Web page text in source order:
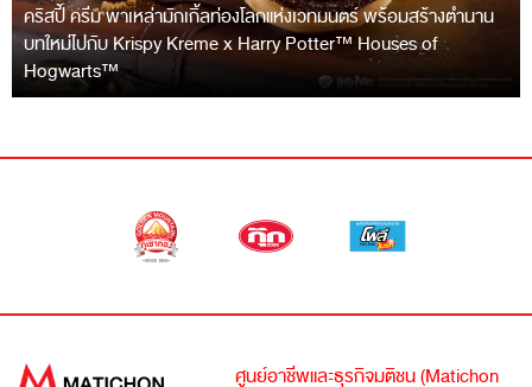
คริสปี้ ครีม พาเหล่ามักเกิ้ลท่องโลกแห่งเวทมนตร์ พร้อมสร้างตำนาน
บทใหม่ไปกับ Krispy Kreme x Harry Potter™ Houses of
Hogwarts™
ศูนย์อาชีพและธุรกิจมติชน (Matichon